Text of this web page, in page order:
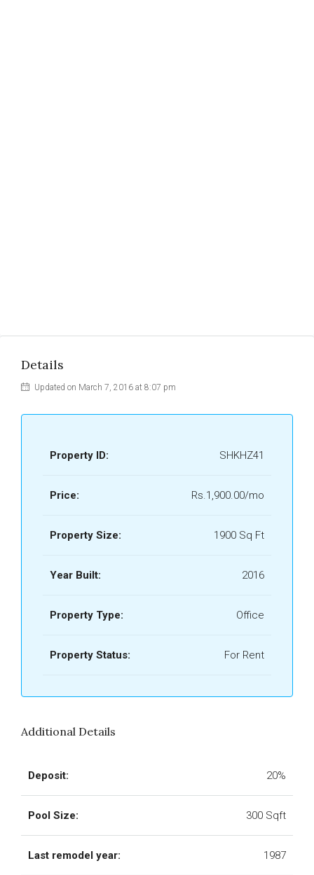
Details
Updated on March 7, 2016 at 8:07 pm
Property ID: SHKHZ41
Price: Rs.1,900.00/mo
Property Size: 1900 Sq Ft
Year Built: 2016
Property Type: Office
Property Status: For Rent
Additional Details
Deposit: 20%
Pool Size: 300 Sqft
Last remodel year: 1987